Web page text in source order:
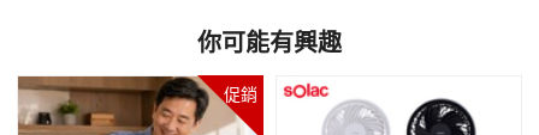
你可能有興趣
促銷